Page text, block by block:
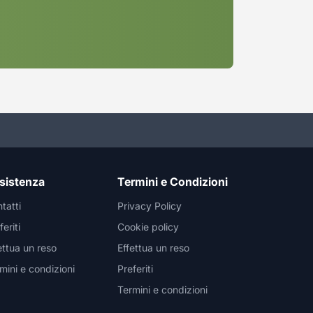
un reso
e condizioni
Termini e Condizioni
Privacy Policy
Cookie policy
Effettua un reso
Preferiti
Termini e condizioni